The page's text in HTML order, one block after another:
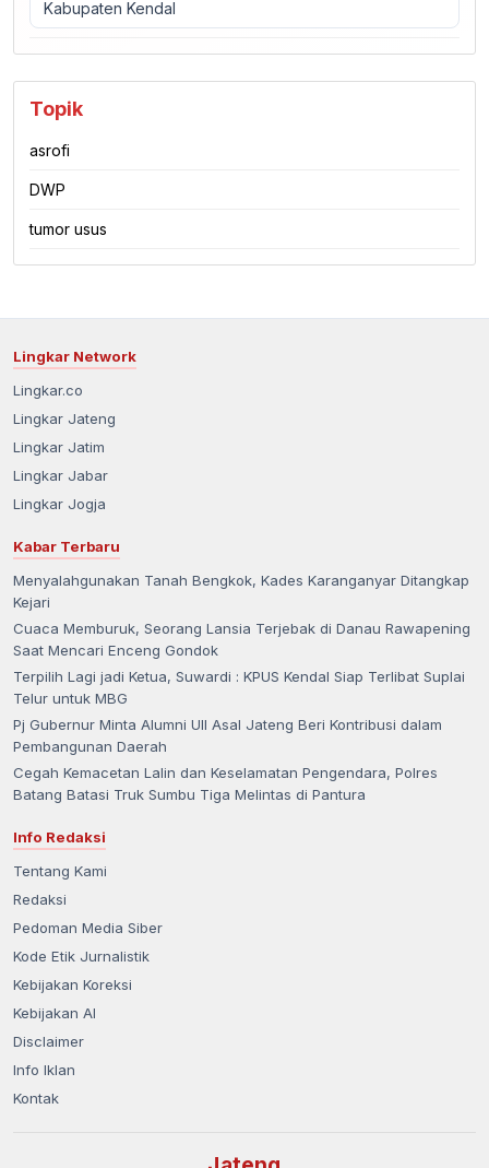
Kabupaten Kendal
Topik
asrofi
DWP
tumor usus
Lingkar Network
Lingkar.co
Lingkar Jateng
Lingkar Jatim
Lingkar Jabar
Lingkar Jogja
Kabar Terbaru
Menyalahgunakan Tanah Bengkok, Kades Karanganyar Ditangkap
Kejari
Cuaca Memburuk, Seorang Lansia Terjebak di Danau Rawapening
Saat Mencari Enceng Gondok
Terpilih Lagi jadi Ketua, Suwardi : KPUS Kendal Siap Terlibat Suplai
Telur untuk MBG
Pj Gubernur Minta Alumni UII Asal Jateng Beri Kontribusi dalam
Pembangunan Daerah
Cegah Kemacetan Lalin dan Keselamatan Pengendara, Polres
Batang Batasi Truk Sumbu Tiga Melintas di Pantura
Info Redaksi
Tentang Kami
Redaksi
Pedoman Media Siber
Kode Etik Jurnalistik
Kebijakan Koreksi
Kebijakan AI
Disclaimer
Info Iklan
Kontak